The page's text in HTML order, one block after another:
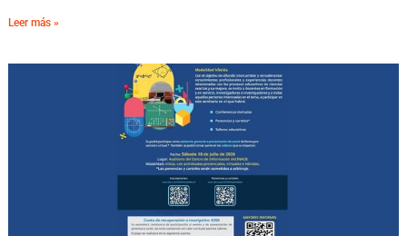
Leer más »